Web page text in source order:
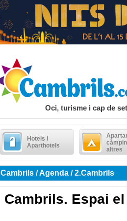
Oci, turisme i cap de
Hotels i
Aparthotels
altres
Cambrils / Agenda / 2.Cambrils
Cambrils. Espai